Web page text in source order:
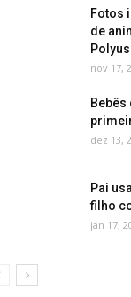
Fotos
de
nov 17,
dez 13,
Pai
filho
jan 17,